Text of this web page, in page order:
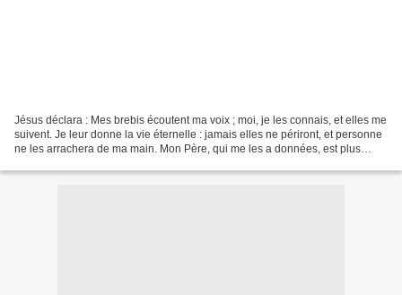
Jésus déclara : Mes brebis écoutent ma voix ; moi, je les connais, et elles me
suivent. Je leur donne la vie éternelle : jamais elles ne périront, et personne
ne les arrachera de ma main. Mon Père, qui me les a données, est plus